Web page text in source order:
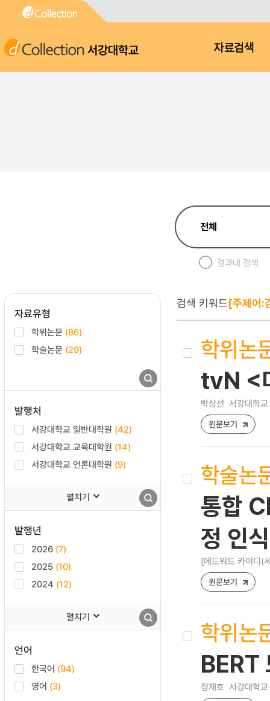
서강대학교 자료검색
결과내 검색
자료유형
학위논문 (86)
학술논문 (29)
발행처
서강대학교 일반대학원 (42)
서강대학교 교육대학원 (14)
서강대학교 언론대학원 (9)
펼치기
발행년
2026 (7)
2025 (10)
2024 (12)
펼치기
언어
한국어 (94)
영어 (3)
검색 키워드[주제어:
학위논
tvN <
박상선 서강대학
원문보기
학술논
통합
정 인
[에드워드 카야디(
원문보기
학위논
BERT
정재호 서강대학